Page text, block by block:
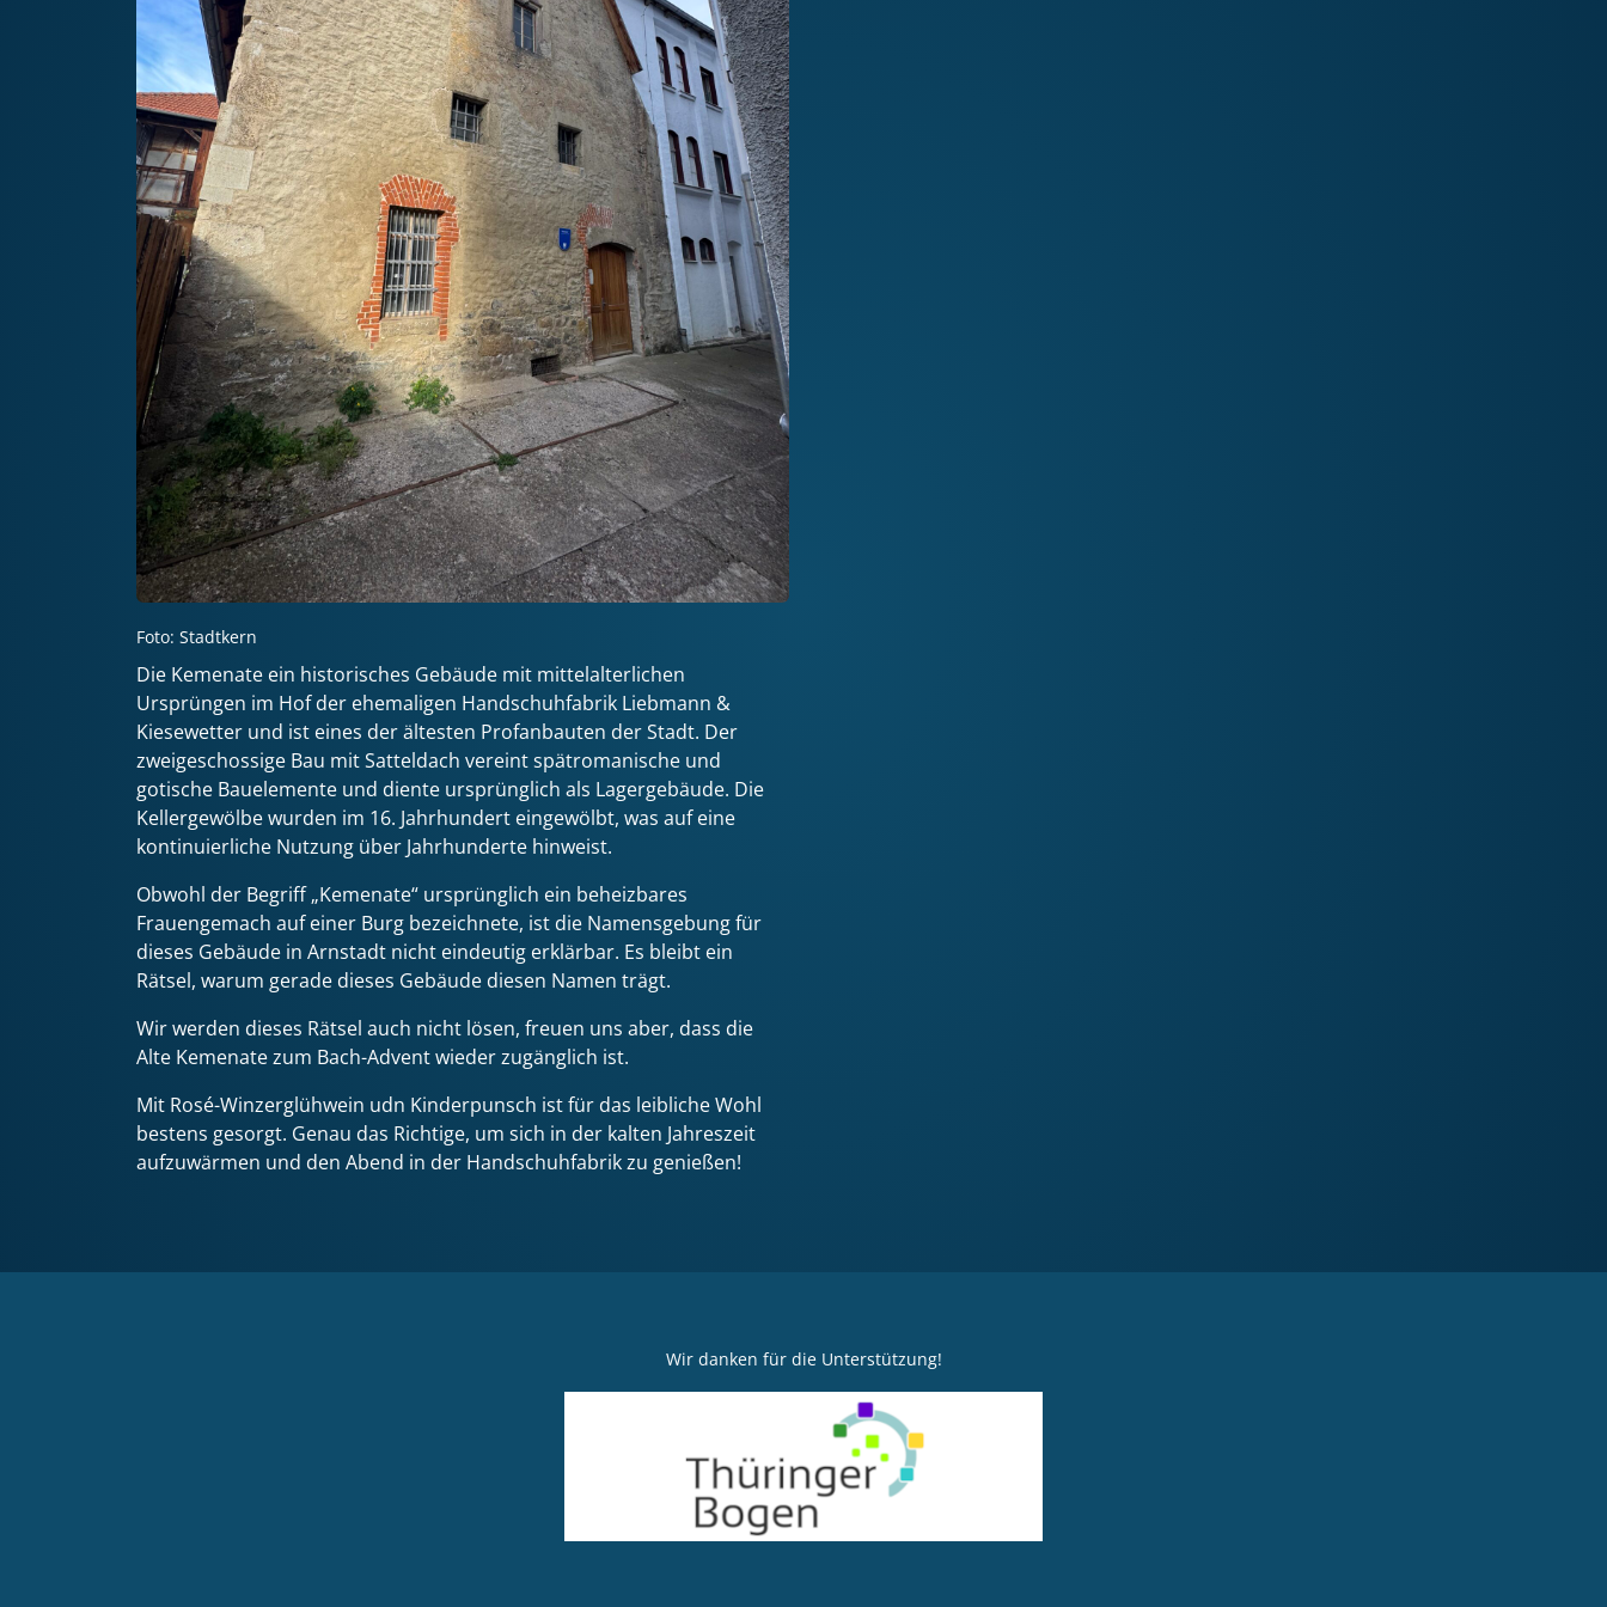
Foto: Stadtkern
Die Kemenate ein historisches Gebäude mit mittelalterlichen
Ursprüngen im Hof der ehemaligen Handschuhfabrik Liebmann &
Kiesewetter und ist eines der ältesten Profanbauten der Stadt. Der
zweigeschossige Bau mit Satteldach vereint spätromanische und
gotische Bauelemente und diente ursprünglich als Lagergebäude. Die
Kellergewölbe wurden im 16. Jahrhundert eingewölbt, was auf eine
kontinuierliche Nutzung über Jahrhunderte hinweist.
Obwohl der Begriff „Kemenate“ ursprünglich ein beheizbares
Frauengemach auf einer Burg bezeichnete, ist die Namensgebung für
dieses Gebäude in Arnstadt nicht eindeutig erklärbar. Es bleibt ein
Rätsel, warum gerade dieses Gebäude diesen Namen trägt.
Wir werden dieses Rätsel auch nicht lösen, freuen uns aber, dass die
Alte Kemenate zum Bach-Advent wieder zugänglich ist.
Mit Rosé-Winzerglühwein udn Kinderpunsch ist für das leibliche Wohl
bestens gesorgt. Genau das Richtige, um sich in der kalten Jahreszeit
aufzuwärmen und den Abend in der Handschuhfabrik zu genießen!
Wir danken für die Unterstützung!